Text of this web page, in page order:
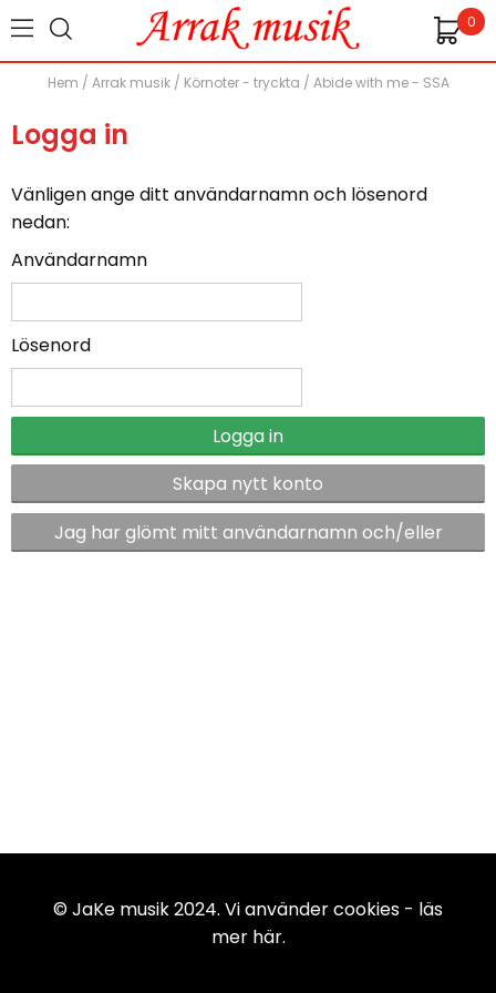
0
Hem / Arrak musik/ Körnoter - tryckta / Abide with me - SSA
Logga in
Vänligen ange ditt användarnamn och lösenord
nedan:
Användarnamn
Lösenord
Logga in
Skapa nytt konto
Jag har glömt mitt användarnamn och/eller
© JaKe musik 2024. Vi använder cookies - läs
mer här.